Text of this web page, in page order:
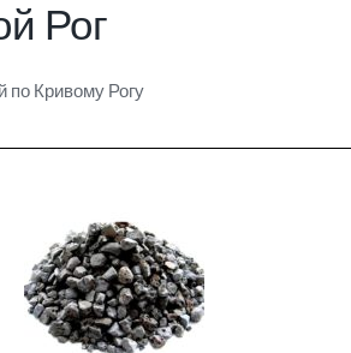
Рог
по Кривому Рогу